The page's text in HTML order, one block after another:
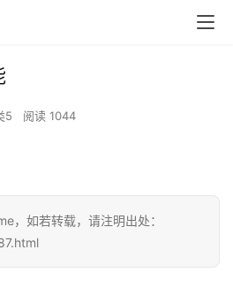
5 阅读 1044
，如若转载，请注明出处：